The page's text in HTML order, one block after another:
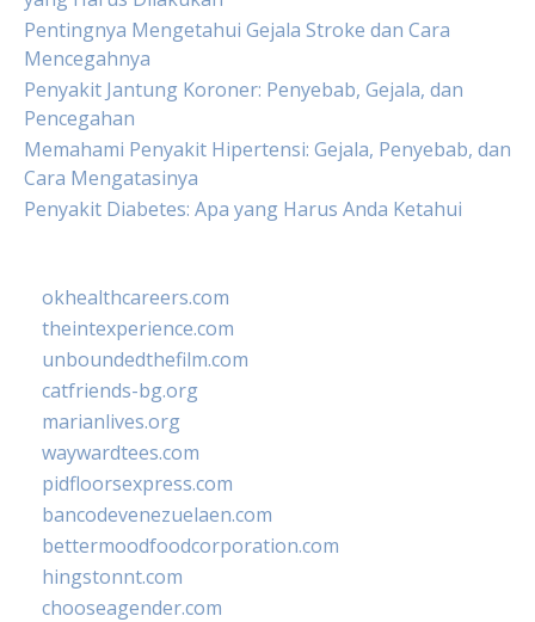
Pentingnya Mengetahui Gejala Stroke dan Cara
Mencegahnya
Penyakit Jantung Koroner: Penyebab, Gejala, dan
Pencegahan
Memahami Penyakit Hipertensi: Gejala, Penyebab, dan
Cara Mengatasinya
Penyakit Diabetes: Apa yang Harus Anda Ketahui
okhealthcareers.com
theintexperience.com
unboundedthefilm.com
catfriends-bg.org
marianlives.org
waywardtees.com
pidfloorsexpress.com
bancodevenezuelaen.com
bettermoodfoodcorporation.com
hingstonnt.com
chooseagender.com